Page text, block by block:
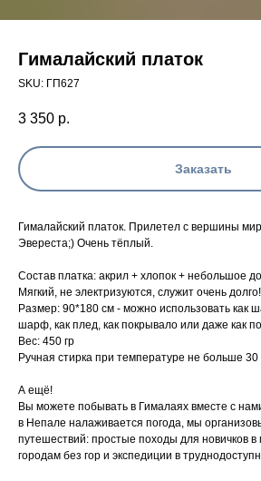
Гималайский платок
SKU: ГП627
3 350 р.
Заказать
Гималайский платок. Прилетел с вершины
Эвереста;) Очень тёплый.
Состав платка: акрил + хлопок + небольшое
Мягкий, не электризуются, служит очень долго!
Размер: 90*180 см - можно использовать как
шарф, как плед, как покрывало или даже как
Вес: 450 гр
Ручная стирка при температуре не больше 30
А ещё!
Вы можете побывать в Гималаях вместе с
в Непале налаживается погода, мы
путешествий: простые походы для новичков
городам без гор и экспедиции в